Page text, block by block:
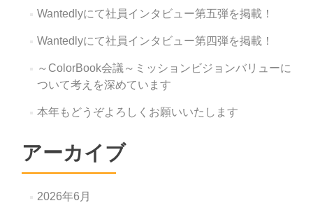
Wantedlyにて社員インタビュー第五弾を掲載！
Wantedlyにて社員インタビュー第四弾を掲載！
～ColorBook会議～ミッションビジョンバリューに
ついて考えを深めています
本年もどうぞよろしくお願いいたします
アーカイブ
2026年6月